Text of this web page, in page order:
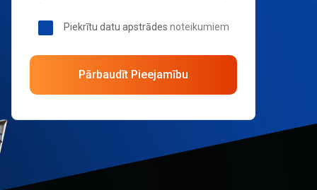
Piekrītu datu apstrādes noteikumiem
Pārbaudīt Pieejamību